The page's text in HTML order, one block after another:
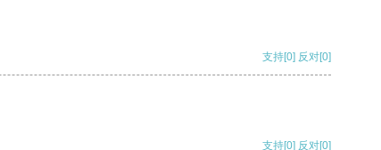
支持[0] 反对[0]
支持[0] 反对[0]